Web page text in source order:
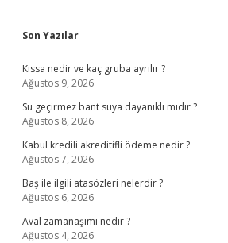
Sidebar
Son Yazılar
Kıssa nedir ve kaç gruba ayrılır ?
Ağustos 9, 2026
Su geçirmez bant suya dayanıklı mıdır ?
Ağustos 8, 2026
Kabul kredili akreditifli ödeme nedir ?
Ağustos 7, 2026
Baş ile ilgili atasözleri nelerdir ?
Ağustos 6, 2026
Aval zamanaşımı nedir ?
Ağustos 4, 2026